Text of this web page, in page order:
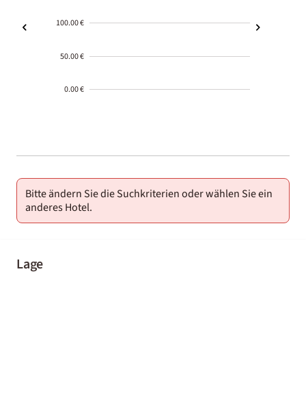
100.00 €
50.00 €
0.00 €
01-02
Bitte ändern Sie die Suchkriterien oder wählen Sie ein
anderes Hotel.
Lage